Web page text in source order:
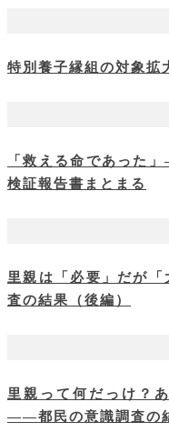
特別養子縁組の対象拡
「救える命であった
検証報告書まとまる
里親は「必要」だが
査の結果（後編）
里親って何だっけ？
――都民の意識調査の